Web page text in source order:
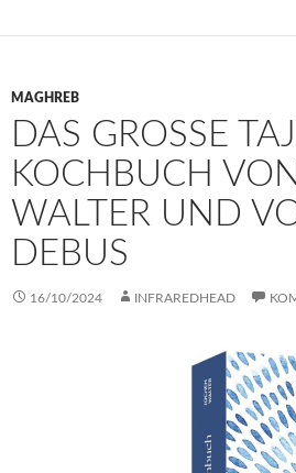
MAGHREB
DAS GROSSE
OCHBUCH VON
ALTER UND
EBUS
16/10/2024 INFRAREDHEAD